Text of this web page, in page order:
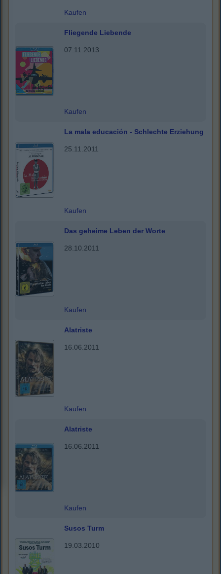
Kaufen
Fliegende Liebende
07.11.2013
Kaufen
La mala educación - Schlechte Erziehung
25.11.2011
Kaufen
Das geheime Leben der Worte
28.10.2011
Kaufen
Alatriste
16.06.2011
Kaufen
Alatriste
16.06.2011
Kaufen
Susos Turm
19.03.2010